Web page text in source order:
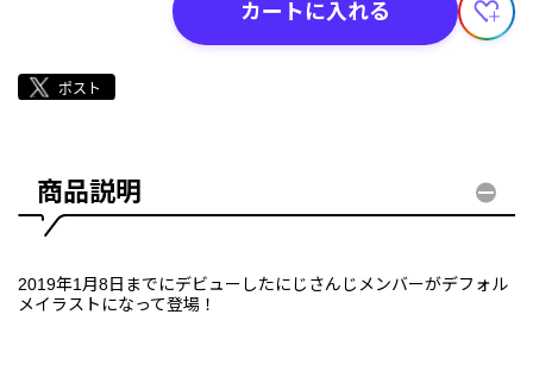
カートに入れる
商品説明
2019年1月8日までにデビューしたにじさんじメンバーがデフォル
メイラストになって登場！